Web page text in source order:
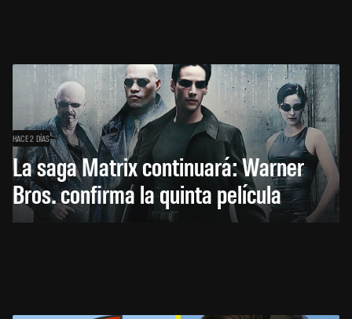
HACE 2 DÍAS
La saga Matrix continuará: Warner
Bros. confirma la quinta película